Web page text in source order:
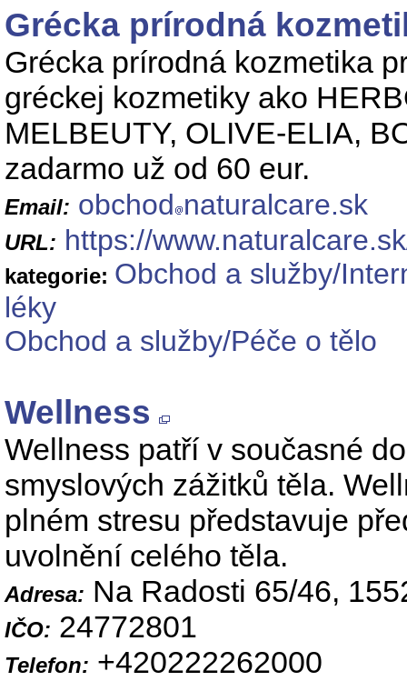
Grécka prírodná
Grécka prírodná kozmetika
gréckej kozmetiky ako
MELBEUTY, OLIVE-ELIA,
zadarmo už od 60 eur.
Email: obchod naturalcare.sk
URL: https://
kategorie: Obchod a služby/
léky
Obchod a služby/Péče o tělo
Wellness
Wellness patří v současné
smyslových zážitků těla.
plném stresu představuje
uvolnění celého těla.
Adresa: Na Radosti 65/46,
IČO: 24772801
Telefon: +420222262000